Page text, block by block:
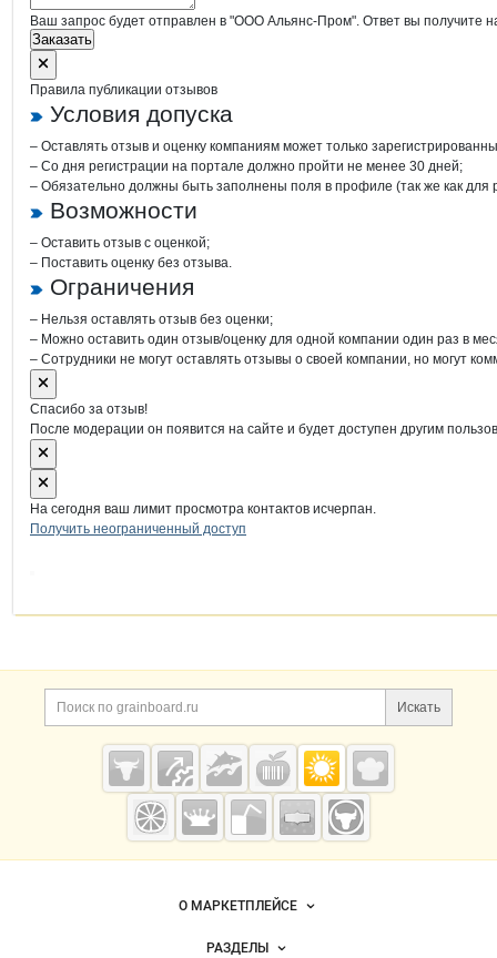
Ваш запрос будет отправлен в "ООО Альянс-Пром". Ответ вы получите
Заказать
Правила публикации отзывов
Условия допуска
– Оставлять отзыв и оценку компаниям может только
– Со дня регистрации на портале должно пройти не менее 30 дней;
– Обязательно должны быть заполнены поля в профиле (так же как
Возможности
– Оставить отзыв с оценкой;
– Поставить оценку без отзыва.
Ограничения
– Нельзя оставлять отзыв без оценки;
– Можно оставить один отзыв/оценку для одной компании один раз в
– Сотрудники не могут оставлять отзывы о своей компании, но могут
Спасибо за отзыв!
После модерации он появится на сайте и будет доступен другим
На сегодня ваш лимит просмотра контактов исчерпан.
Получить неограниченный доступ
Дополнительная информация
Поиск по сайту и
Искать
Cсылки на полезные проекты
Grainboard.ru
— зерно и
мука
Важные разделы и контакты
Навигация по сайтуО МАРКЕТПЛЕЙСЕ
Новости Grainboard.ru
РАЗДЕЛЫ